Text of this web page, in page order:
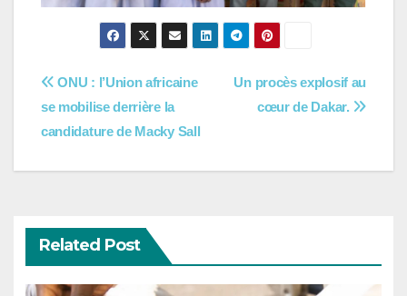
Navigation
de
l’article
Un procès explosif au
cœur de Dakar.
ONU : l’Union africaine
se mobilise derrière la
candidature de Macky Sall
Related Post